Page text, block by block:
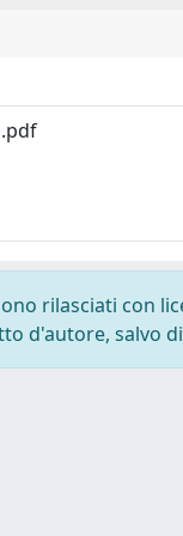
rilasciati con
d'autore, salvo